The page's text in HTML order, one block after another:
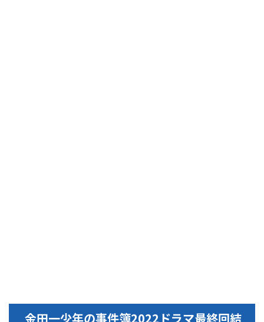
金田一少年の事件簿2022ドラマ最終回結